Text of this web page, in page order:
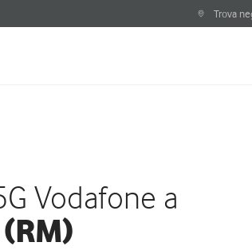
Trova
Vodafone a